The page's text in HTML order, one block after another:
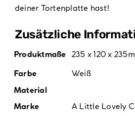
deiner Tortenplatte hast!
Zusätzliche
Produktmaße 235 x 120 x
Farbe
Weiß
Material
Marke
A Little Lovely